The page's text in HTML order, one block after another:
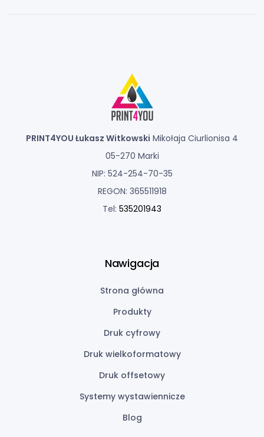
PRINT4YOU Łukasz Witkowski Mikołaja Ciurlionisa 4
05-270 Marki
NIP: 524-254-70-35
REGON: 365511918
Tel: 535201943
Nawigacja
Strona główna
Produkty
Druk cyfrowy
Druk wielkoformatowy
Druk offsetowy
Systemy wystawiennicze
Blog